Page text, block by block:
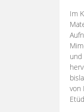
Im
und
von